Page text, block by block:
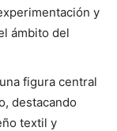
y
ámbito del
figura central
destacando
textil y